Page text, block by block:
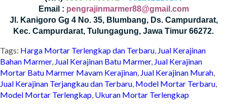
Email : pengrajinmarmer88@gmail.com
Jl. Kanigoro Gg 4 No. 35, Blumbang, Ds. Campurdarat,
Kec. Campurdarat, Tulungagung, Jawa Timur 66272.
Tags: Harga Mortar Terlengkap dan Terbaru, Jual Kerajinan
Bahan Marmer, Jual Kerajinan Batu Marmer, Jual Kerajinan
Mortar Batu Marmer Mavam Kerajinan, Jual Kerajinan Murah,
Jual Kerajinan Terjangkau dan Terbaru, Model Mortar Terbaru,
Model Mortar Terlengkap, Ukuran Mortar Terlengkap